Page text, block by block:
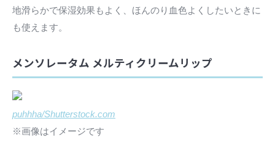
地滑らかで保湿効果もよく、ほんのり血色よくしたいときに
も使えます。
メンソレータム メルティクリームリップ
puhhha/Shutterstock.com
※画像はイメージです